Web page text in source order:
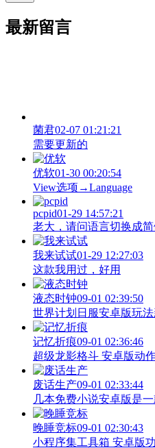
最新留言
菌君02-07 01:21:21
需要更新的
优软01-30 00:20:54
View‌选项→Language
pcpid01-29 14:57:21
老大，请问语言切换成
我来试试01-29 12:27:03
这款我用过，好用
液态时钟09-01 02:39:50
世界计划日服安卓版玩
记忆折痕09-01 02:36:46
超级龙影格斗 安卓版动
废话生产09-01 02:33:44
几本免费小说安卓版是
晚睡竞标09-01 02:30:43
小程序集工具箱 安卓版